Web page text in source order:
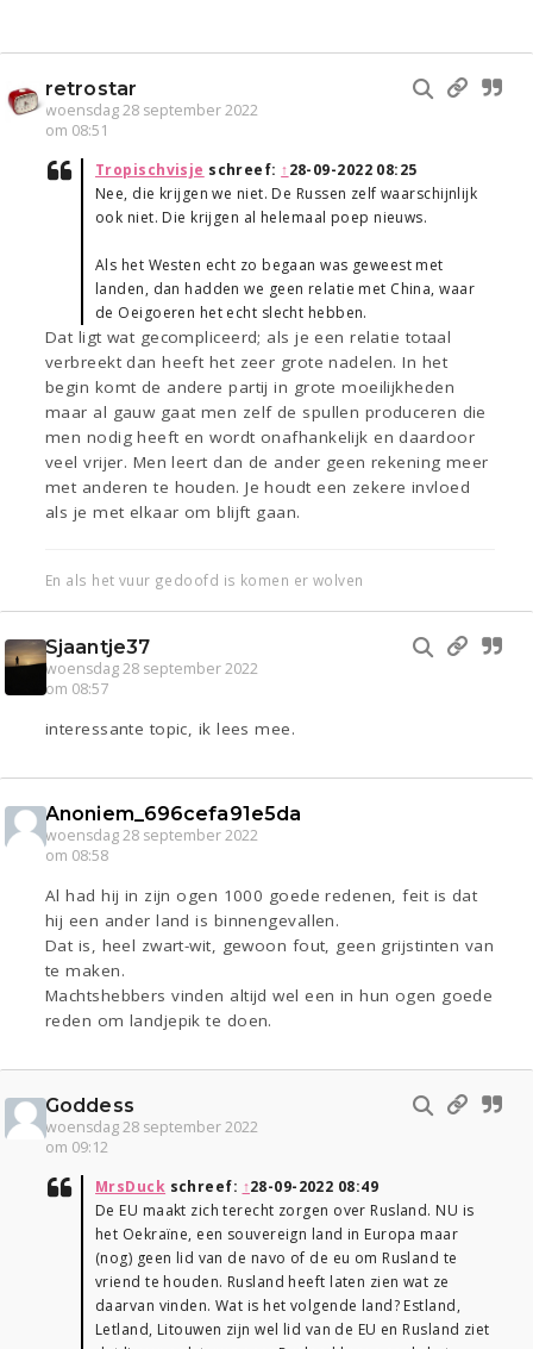
retrostar
woensdag 28 september 2022
om 08:51
Tropischvisje schreef: ↑28-09-2022 08:25
Nee, die krijgen we niet. De Russen zelf waarschijnlijk
ook niet. Die krijgen al helemaal poep nieuws.
Als het Westen echt zo begaan was geweest met
landen, dan hadden we geen relatie met China, waar
de Oeigoeren het echt slecht hebben.
Dat ligt wat gecompliceerd; als je een relatie totaal
verbreekt dan heeft het zeer grote nadelen. In het
begin komt de andere partij in grote moeilijkheden
maar al gauw gaat men zelf de spullen produceren die
men nodig heeft en wordt onafhankelijk en daardoor
veel vrijer. Men leert dan de ander geen rekening meer
met anderen te houden. Je houdt een zekere invloed
als je met elkaar om blijft gaan.
En als het vuur gedoofd is komen er wolven
Sjaantje37
woensdag 28 september 2022
om 08:57
interessante topic, ik lees mee.
Anoniem_696cefa91e5da
woensdag 28 september 2022
om 08:58
Al had hij in zijn ogen 1000 goede redenen, feit is dat
hij een ander land is binnengevallen.
Dat is, heel zwart-wit, gewoon fout, geen grijstinten van
te maken.
Machtshebbers vinden altijd wel een in hun ogen goede
reden om landjepik te doen.
Goddess
woensdag 28 september 2022
om 09:12
MrsDuck schreef: ↑28-09-2022 08:49
De EU maakt zich terecht zorgen over Rusland. NU is
het Oekraïne, een souvereign land in Europa maar
(nog) geen lid van de navo of de eu om Rusland te
vriend te houden. Rusland heeft laten zien wat ze
daarvan vinden. Wat is het volgende land? Estland,
Letland, Litouwen zijn wel lid van de EU en Rusland ziet